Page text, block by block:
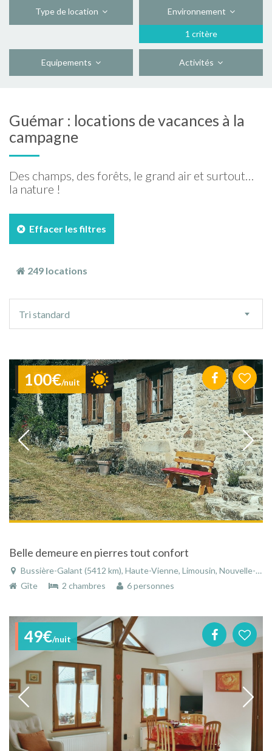
Type de location Environnement
1 critère
Equipements Activités
Guémar : locations de vacances à la
campagne
Des champs, des forêts, le grand air et surtout…
la nature !
Effacer les filtres
249 locations
tri
Tri standard
100€/nuit
Belle demeure en pierres tout confort
Bussière-Galant (5412 km), Haute-Vienne, Limousin, Nouvelle-Aquitaine, France
Gîte
2 chambres 6 personnes
49€/nuit